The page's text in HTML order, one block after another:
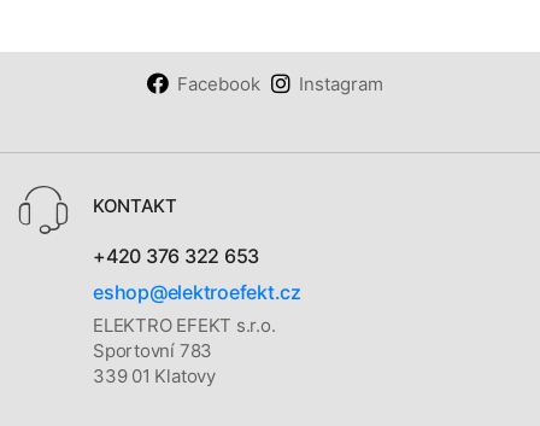
Facebook Instagram
KONTAKT
+420 376 322 653
eshop@elektroefekt.cz
ELEKTRO EFEKT s.r.o.
Sportovní 783
339 01 Klatovy